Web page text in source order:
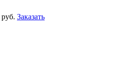
руб. Заказать